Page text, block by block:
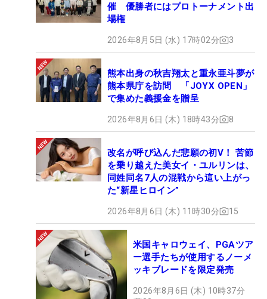
催 優勝者にはプロトーナメント出
場権
2026年8月5日 (水) 17時02分 3
熊本出身の秋吉翔太と重永亜斗夢が
熊本県庁を訪問 「JOYX OPEN」
で集めた義援金を贈呈
2026年8月6日 (木) 18時43分 8
改名が呼び込んだ悲願の初V！ 苦節
を乗り越えた美女イ・ユルリンは、
同姓同名7人の混戦から這い上がっ
た“新星ヒロイン”
2026年8月6日 (木) 11時30分 15
米国キャロウェイ、PGAツア
ー選手たちが使用するノーメ
ッキブレードを限定発売
2026年8月6日 (木) 10時37分